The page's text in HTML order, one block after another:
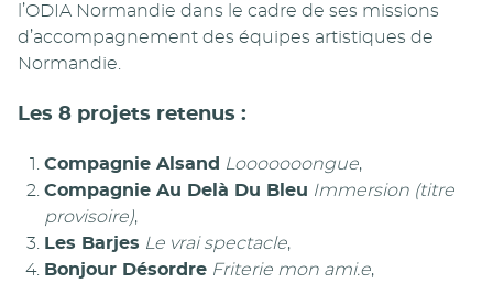
l’ODIA Normandie dans le cadre de ses missions
d’accompagnement des équipes artistiques de
Normandie.
Les 8 projets retenus :
Compagnie Alsand Looooooongue,
Compagnie Au Delà Du Bleu Immersion (titre
provisoire),
Les Barjes Le vrai spectacle,
Bonjour Désordre Friterie mon ami.e,